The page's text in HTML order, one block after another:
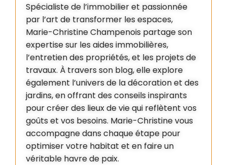
Spécialiste de l’immobilier et passionnée
par l’art de transformer les espaces,
Marie-Christine Champenois partage son
expertise sur les aides immobilières,
l’entretien des propriétés, et les projets de
travaux. À travers son blog, elle explore
également l’univers de la décoration et des
jardins, en offrant des conseils inspirants
pour créer des lieux de vie qui reflètent vos
goûts et vos besoins. Marie-Christine vous
accompagne dans chaque étape pour
optimiser votre habitat et en faire un
véritable havre de paix.